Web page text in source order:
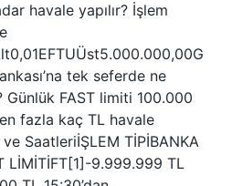
havale yapılır? İşlem
tek seferde ne
FAST limiti 100.000
fazla kaç TL havale
SaatleriİŞLEM TİPİBANKA
LİMİTİFT[1]-9.999.999 TL